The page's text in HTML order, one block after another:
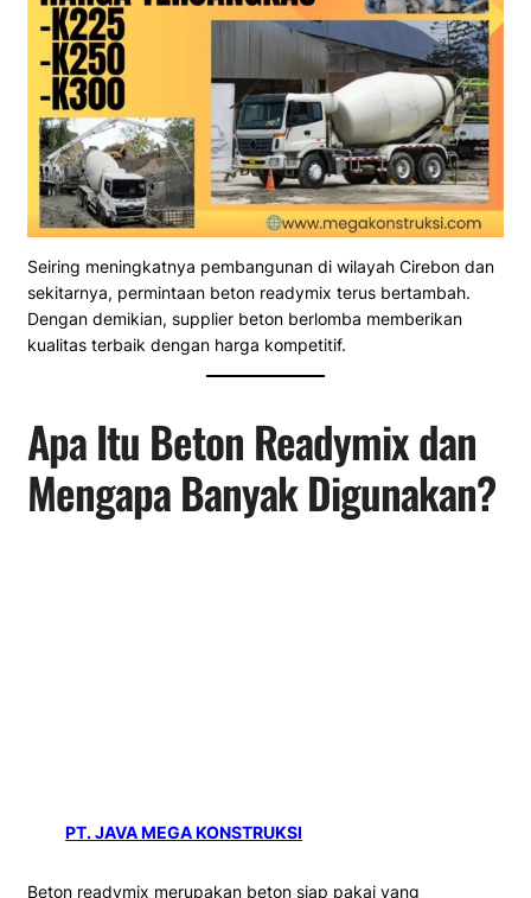
Seiring meningkatnya pembangunan di wilayah Cirebon dan
sekitarnya, permintaan beton readymix terus bertambah.
Dengan demikian, supplier beton berlomba memberikan
kualitas terbaik dengan harga kompetitif.
Apa Itu Beton Readymix dan
Mengapa Banyak Digunakan?
PT. JAVA MEGA KONSTRUKSI
Beton readymix merupakan beton siap pakai yang